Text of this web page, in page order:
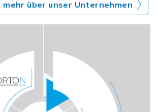
mehr über unser Unternehmen